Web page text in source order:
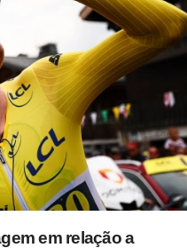
em relação a